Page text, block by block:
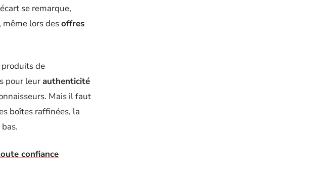
se remarque,
même lors desoffres
de
pour leurauthenticité
Mais il faut
boîtes raffinées, la
confiance